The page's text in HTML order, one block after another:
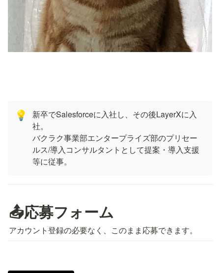
💡
新卒でSalesforceに入社し、その後LayerXに入
社。
バクラク事業部エンタープライズ部のプリセー
ルス/導入コンサルタントとして提案・導入支援
等に従事。
📤応募フォーム
アカウント登録の必要なく、このまま応募できます。